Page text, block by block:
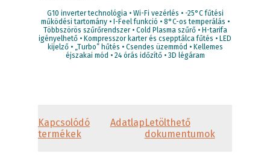
G10 inverter technológia • Wi-Fi vezérlés • -25°C fűtési
működési tartomány • I-Feel funkció • 8°C-os temperálás •
Többszörös szűrőrendszer • Cold Plasma szűrő • H-tarifa
igényelhető • Kompresszor karter és csepptálca fűtés • LED
kijelző • „Turbo” hűtés • Csendes üzemmód • Kellemes
éjszakai mód • 24 órás időzítő • 3D légáram
Kapcsolódó
termékek
AdatlapLetölthető
dokumentumok